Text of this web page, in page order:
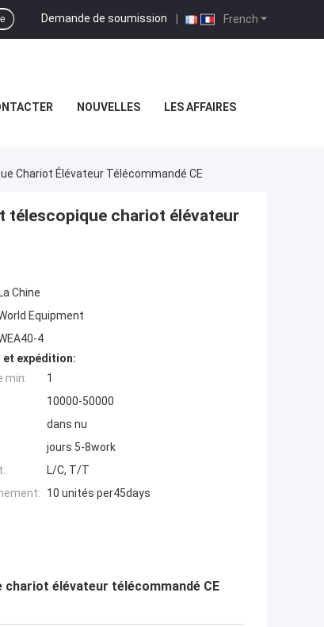
French
Demande de soumission |
NOUVELLES LES AFFAIRES
Chariot Élévateur Télécommandé CE
télescopique chariot élévateur
La Chine
Equipment
4
et expédition:
min:
1
10000-50000
dans nu
jours 5-8work
L/C, T/T
10 unités per45days
élévateur télécommandé CE